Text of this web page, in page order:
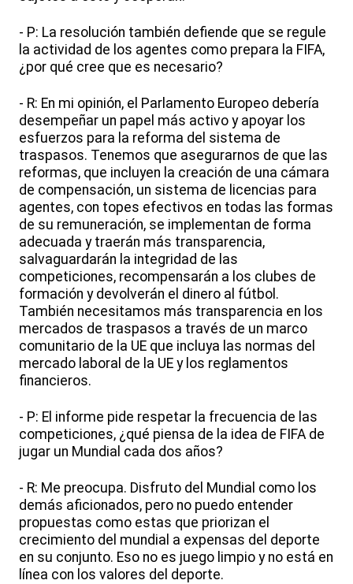
- P: La resolución también defiende que se regule
la actividad de los agentes como prepara la FIFA,
¿por qué cree que es necesario?
- R: En mi opinión, el Parlamento Europeo debería
desempeñar un papel más activo y apoyar los
esfuerzos para la reforma del sistema de
traspasos. Tenemos que asegurarnos de que las
reformas, que incluyen la creación de una cámara
de compensación, un sistema de licencias para
agentes, con topes efectivos en todas las formas
de su remuneración, se implementan de forma
adecuada y traerán más transparencia,
salvaguardarán la integridad de las
competiciones, recompensarán a los clubes de
formación y devolverán el dinero al fútbol.
También necesitamos más transparencia en los
mercados de traspasos a través de un marco
comunitario de la UE que incluya las normas del
mercado laboral de la UE y los reglamentos
financieros.
- P: El informe pide respetar la frecuencia de las
competiciones, ¿qué piensa de la idea de FIFA de
jugar un Mundial cada dos años?
- R: Me preocupa. Disfruto del Mundial como los
demás aficionados, pero no puedo entender
propuestas como estas que priorizan el
crecimiento del mundial a expensas del deporte
en su conjunto. Eso no es juego limpio y no está en
línea con los valores del deporte.